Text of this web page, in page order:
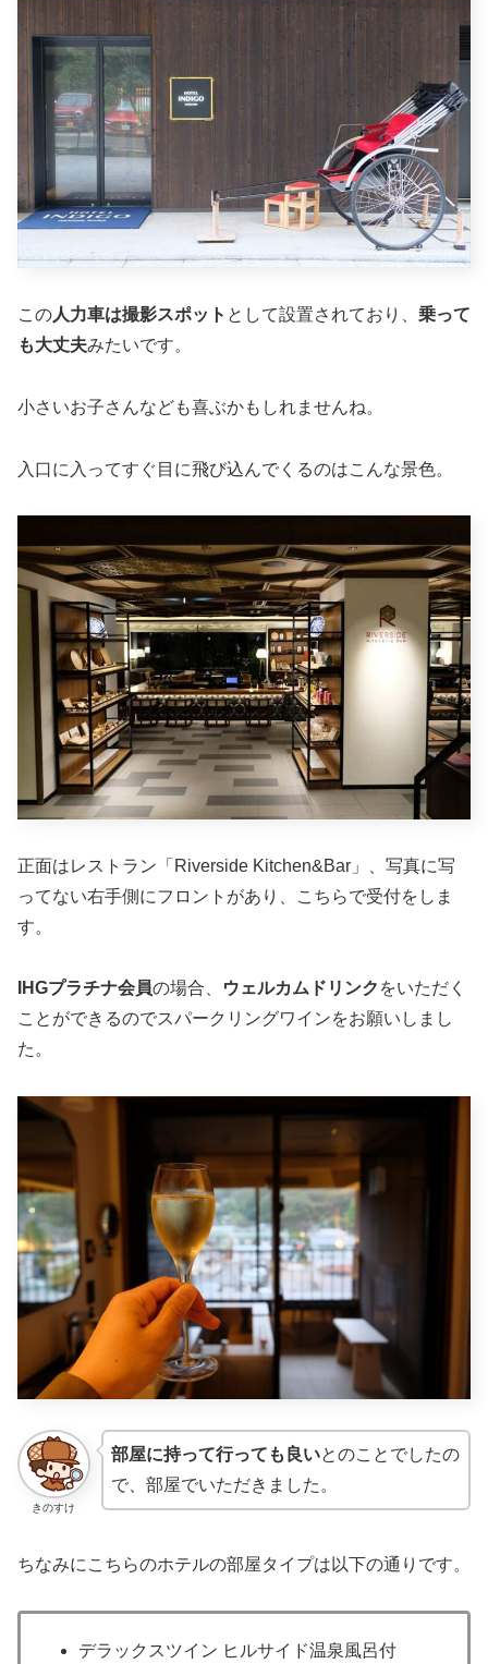
この人力車は撮影スポット として設置されており、 乗って
も大丈夫みたいです。
小さいお子さんなども喜ぶかもしれませんね。
入口に入ってすぐ目に飛び込んでくるのはこんな景色。
正面はレストラン「Riverside Kitchen&Bar」、写真に写
ってない右手側にフロントがあり、こちらで受付をしま
す。
IHGプラチナ会員の場合、 ウェルカムドリンク をいただく
ことができるのでスパークリングワインをお願いしまし
た。
きのすけ
部屋に持って行っても良いとのことでしたの
で、部屋でいただきました。
ちなみにこちらのホテルの部屋タイプは以下の通りです。
デラックスツイン ヒルサイド温泉風呂付